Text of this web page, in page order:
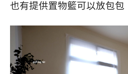
也有提供置物籃可以放包包